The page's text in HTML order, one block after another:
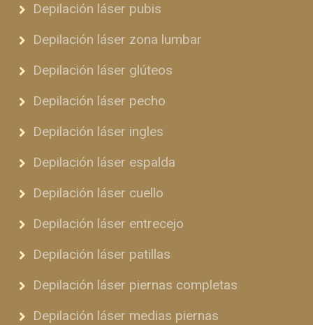
Depilación láser pubis
Depilación láser zona lumbar
Depilación láser glúteos
Depilación láser pecho
Depilación láser ingles
Depilación láser espalda
Depilación láser cuello
Depilación láser entrecejo
Depilación láser patillas
Depilación láser piernas completas
Depilación láser medias piernas